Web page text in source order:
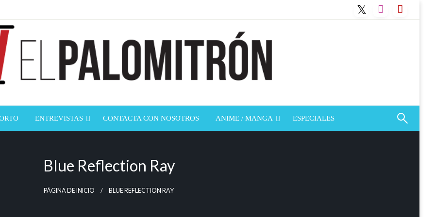
ENTREVISTAS CONTACTA CON NOSOTROS ANIME / MANGA ESPECIALES
Blue Reflection Ray
PÁGINA DE INICIO BLUE REFLECTION RAY